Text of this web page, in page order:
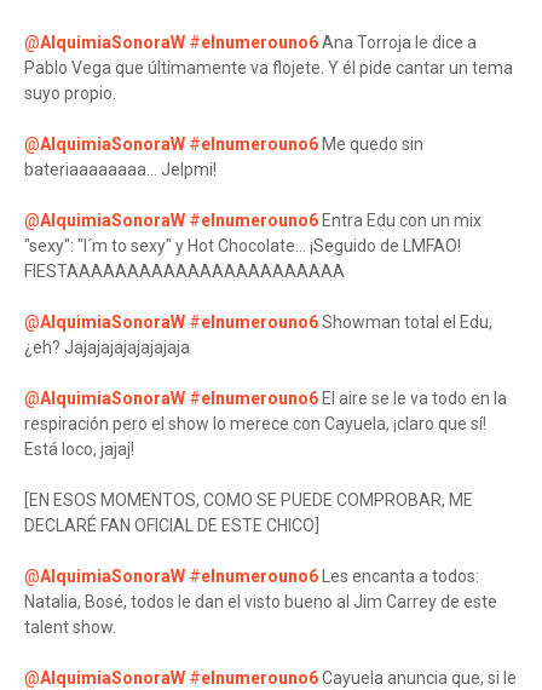
@AlquimiaSonoraW #elnumerouno6Ana Torroja le dice a
Pablo Vega que últimamente va flojete. Y él pide cantar un tema
suyo propio.
@AlquimiaSonoraW #elnumerouno6 Me quedo sin
bateriaaaaaaaa... Jelpmi!
@AlquimiaSonoraW #elnumerouno6 Entra Edu con un mix
"sexy": "I´m to sexy" y Hot Chocolate... ¡Seguido de LMFAO!
FIESTAAAAAAAAAAAAAAAAAAAAAAA
@AlquimiaSonoraW #elnumerouno6Showman total el Edu,
¿eh? Jajajajajajajajaja
@AlquimiaSonoraW #elnumerouno6 El aire se le va todo en la
respiración pero el show lo merece con Cayuela, ¡claro que sí!
Está loco, jajaj!
[EN ESOS MOMENTOS, COMO SE PUEDE COMPROBAR, ME
DECLARÉ FAN OFICIAL DE ESTE CHICO]
@AlquimiaSonoraW #elnumerouno6 Les encanta a todos:
Natalia, Bosé, todos le dan el visto bueno al Jim Carrey de este
talent show.
@AlquimiaSonoraW #elnumerouno6Cayuela anuncia que, si le